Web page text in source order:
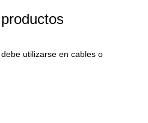
utilizarse en cables o